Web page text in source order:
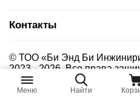
Контакты
© ТОО «Би Энд Би
2023 - 2026. Все права
материалов сайта без
запрещено.
Меню Найти